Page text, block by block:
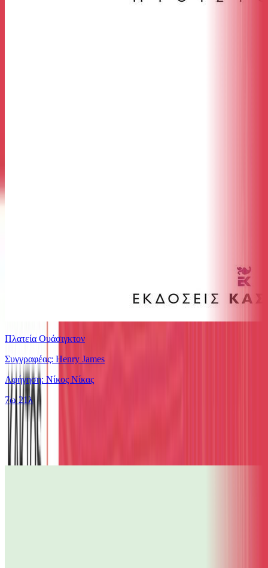
Πλατεία Ουάσιγκτον
Συγγραφέας: Henry James
Αφήγηση: Νίκος Νίκας
7ω 21λ
Παρόμοιες επιλογές